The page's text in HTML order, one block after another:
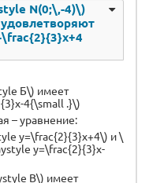
N(0;\,-4)\)
Б\) имеет
4{\small .}\)
– уравнение:
y=\frac{2}{3}x+4\) и \
y=\frac{2}{3}x-
В\) имеет